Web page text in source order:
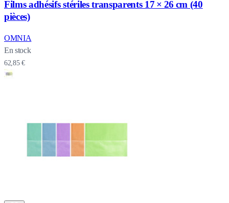
Films adhésifs stériles transparents 17 × 26 cm (40
pièces)
OMNIA
En stock
62,85 €